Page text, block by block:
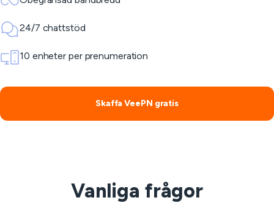
24/7 chattstöd
10 enheter per prenumeration
Skaffa VeePN gratis
Vanliga frågor